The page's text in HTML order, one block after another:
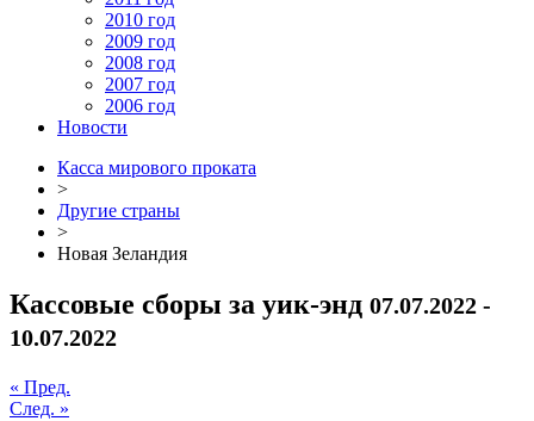
2010 год
2009 год
2008 год
2007 год
2006 год
Новости
Касса мирового проката
>
Другие страны
>
Новая Зеландия
Кассовые сборы за уик-энд 07.07.2022 -
10.07.2022
« Пред.
След. »